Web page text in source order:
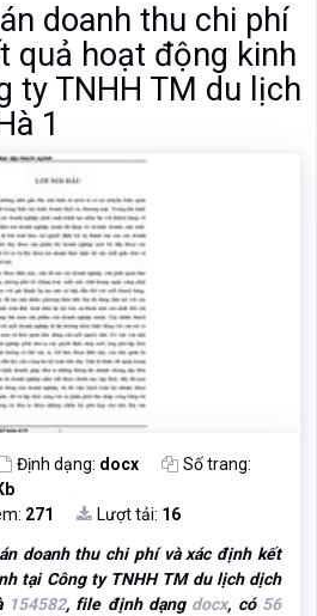
doanh thu chi phí
quả hoạt động kinh
ty TNHH TM du lịch
1
Định dạng: docx
Số trang:
271 Lượt tải: 16
doanh thu chi phí và xác định kết
tại Công ty TNHH TM du lịch dịch
154582, file định dạng docx, có 56